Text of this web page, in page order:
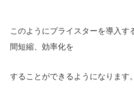
このようにプライスターを導入す
間短縮、効率化を
することができるようになります。